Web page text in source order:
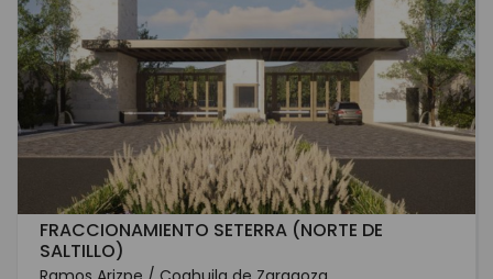
FRACCIONAMIENTO SETERRA (NORTE DE
SALTILLO)